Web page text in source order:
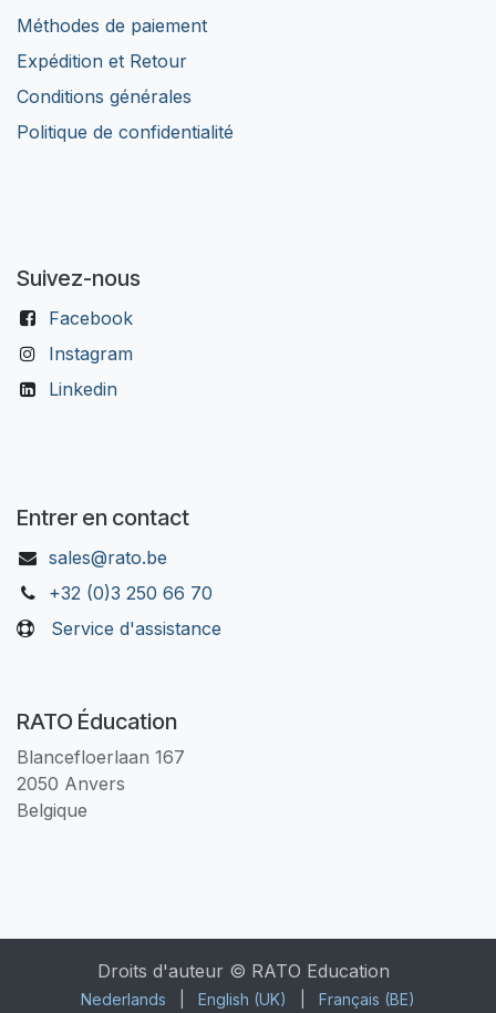
Méthodes de paiement
Expédition et Retour
Conditions générales
Politique de confidentialité
Suivez-nous
Facebook
Instagram
Linkedin
Entrer en contact
sales@rato.be
+32 (0)3 250 66 70
Service d'assistance
RATO Éducation
Blancefloerlaan 167
2050 Anvers
Belgique
Droits d'auteur © RATO Education
Nederlands English (UK) Français (BE)